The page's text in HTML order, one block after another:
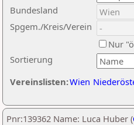
Sortierung
Bundesland
Spgem./Kreis/Verein
Nur
Vereinslisten:Wien
Pnr:139362 Name: Luca Huber (